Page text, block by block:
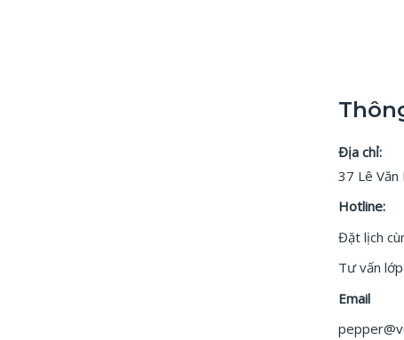
Địa chỉ:
37 Lê Văn
Hotline:
Đặt lịch
Tư vấn
Email